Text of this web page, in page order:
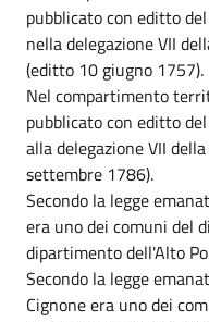
pubblicato con editto
nella delegazione VII
(editto 10 giugno 1757).
Nel compartimento
pubblicato con editto
alla delegazione VII
settembre 1786).
Secondo la legge
era uno dei comuni del
dipartimento dell'Alto
Secondo la legge
Cignone era uno dei